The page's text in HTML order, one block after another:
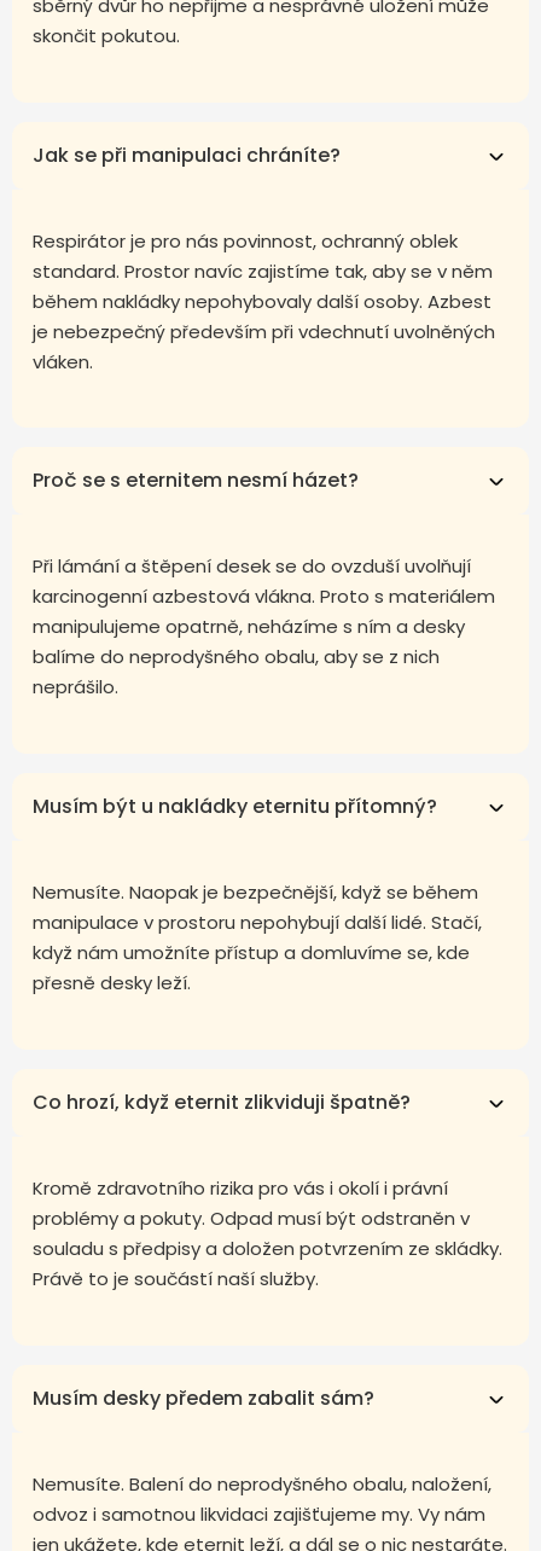
sběrný dvůr ho nepřijme a nesprávné uložení může
skončit pokutou.
Jak se při manipulaci chráníte?
Respirátor je pro nás povinnost, ochranný oblek
standard. Prostor navíc zajistíme tak, aby se v něm
během nakládky nepohybovaly další osoby. Azbest
je nebezpečný především při vdechnutí uvolněných
vláken.
Proč se s eternitem nesmí házet?
Při lámání a štěpení desek se do ovzduší uvolňují
karcinogenní azbestová vlákna. Proto s materiálem
manipulujeme opatrně, neházíme s ním a desky
balíme do neprodyšného obalu, aby se z nich
neprášilo.
Musím být u nakládky eternitu přítomný?
Nemusíte. Naopak je bezpečnější, když se během
manipulace v prostoru nepohybují další lidé. Stačí,
když nám umožníte přístup a domluvíme se, kde
přesně desky leží.
Co hrozí, když eternit zlikviduji špatně?
Kromě zdravotního rizika pro vás i okolí i právní
problémy a pokuty. Odpad musí být odstraněn v
souladu s předpisy a doložen potvrzením ze skládky.
Právě to je součástí naší služby.
Musím desky předem zabalit sám?
Nemusíte. Balení do neprodyšného obalu, naložení,
odvoz i samotnou likvidaci zajišťujeme my. Vy nám
jen ukážete, kde eternit leží, a dál se o nic nestaráte.